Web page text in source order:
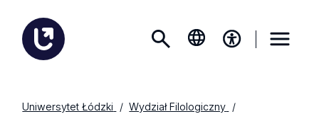
Uniwersytet Łódzki
Wydział Filologiczny